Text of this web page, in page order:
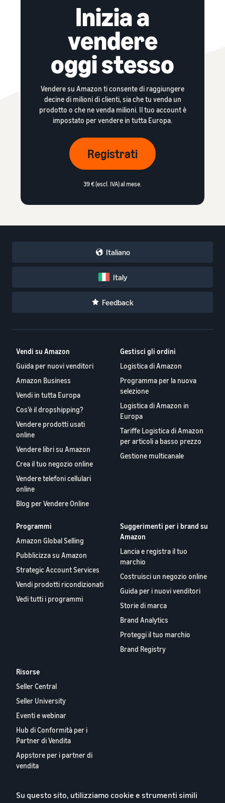
Inizia a
vendere
oggi stesso
Vendere su Amazon ti consente di raggiungere
decine di milioni di clienti, sia che tu venda un
prodotto o che ne venda milioni. Il tuo account è
impostato per vendere in tutta Europa.
Registrati
39 € (escl. IVA) al mese.
Italiano
Italy
Feedback
Vendi su Amazon
Guida per nuovi venditori
Amazon Business
Vendi in tutta Europa
Cos'è il dropshipping?
Vendere prodotti usati
online
Vendere libri su Amazon
Crea il tuo negozio online
Vendere telefoni cellulari
online
Blog per Vendere Online
Gestisci gli ordini
Logistica di Amazon
Programma per la nuova
selezione
Logistica di Amazon in
Europa
Tariffe Logistica di Amazon
per articoli a basso prezzo
Gestione multicanale
Programmi
Amazon Global Selling
Pubblicizza su Amazon
Strategic Account Services
Vendi prodotti ricondizionati
Vedi tutti i programmi
Suggerimenti per i brand su
Amazon
Lancia e registra il tuo
marchio
Costruisci un negozio online
Guida per i nuovi venditori
Storie di marca
Brand Analytics
Proteggi il tuo marchio
Brand Registry
Risorse
Seller Central
Seller University
Eventi e webinar
Hub di Conformità per i
Partner di Vendita
Appstore per i partner di
vendita
Partner Vendita Europei
Su questo sito, utilizziamo cookie e strumenti simili